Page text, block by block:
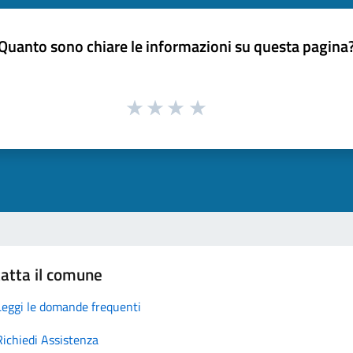
sono chiare le informazioni su questa
il comune
le domande frequenti
Assistenza